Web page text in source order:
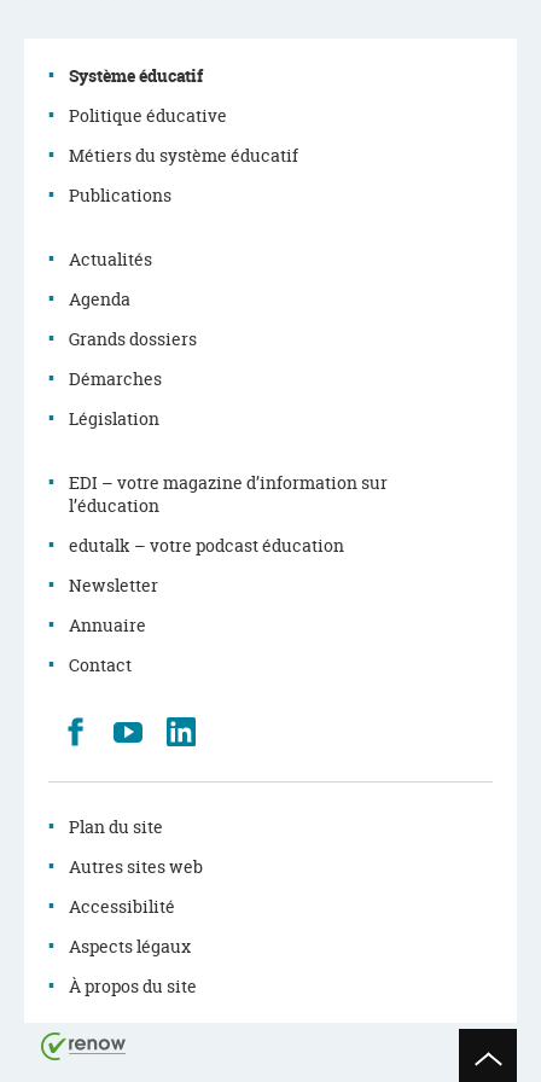
Menu
de
navigation
Système éducatif
Politique éducative
Métiers du système éducatif
Publications
Actualités
Agenda
Grands dossiers
Démarches
Législation
EDI – votre magazine d’information sur
l’éducation
edutalk – votre podcast éducation
Newsletter
Annuaire
Contact
Retrouvez
nous
Youtube
Plan du site
Autres sites web
Accessibilité
Aspects légaux
À propos du site
de